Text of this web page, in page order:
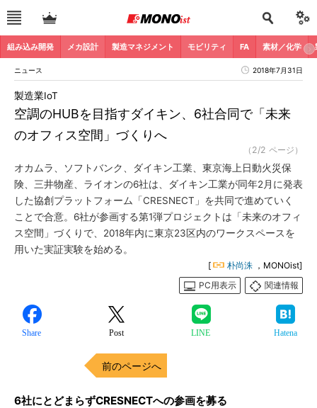
組み込み開発 メカ設計 製造マネジメント モビリティ FA 素材／化学
ニュース 2018年7月31日
空調のHUBを目指すダイキン、6社合同で「未来
のオフィス空間」づくりへ
製造業IoT
（2/2 ページ）
オカムラ、ソフトバンク、ダイキン工業、東京海上日動火災保
険、三井物産、ライオンの6社は、ダイキン工業が同年2月に発表
した協創プラットフォーム「CRESNECT」を共同で進めていく
ことで合意。6社が参画する第1弾プロジェクトは「未来のオフィ
ス空間」づくりで、2018年内に東京23区内のワークスペースを
用いた実証実験を始める。
[ 朴尚洙 ，MONOist]
PC用表示
関連情報
Share Post LINE Hatena
前のページへ
6社にとどまらずCRESNECTへの参画を募る